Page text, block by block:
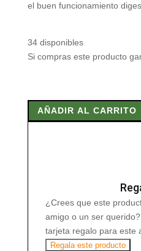
el buen funcionamiento
34 disponibles
Si compras este producto
45
Caps
AÑADIR AL CARRITO
¿Crees que este
amigo o un ser
tarjeta regalo para este
Regala este producto